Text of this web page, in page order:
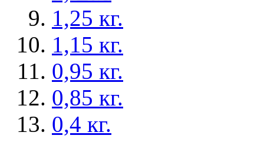
1,25 кг.
1,15 кг.
0,95 кг.
0,85 кг.
0,4 кг.